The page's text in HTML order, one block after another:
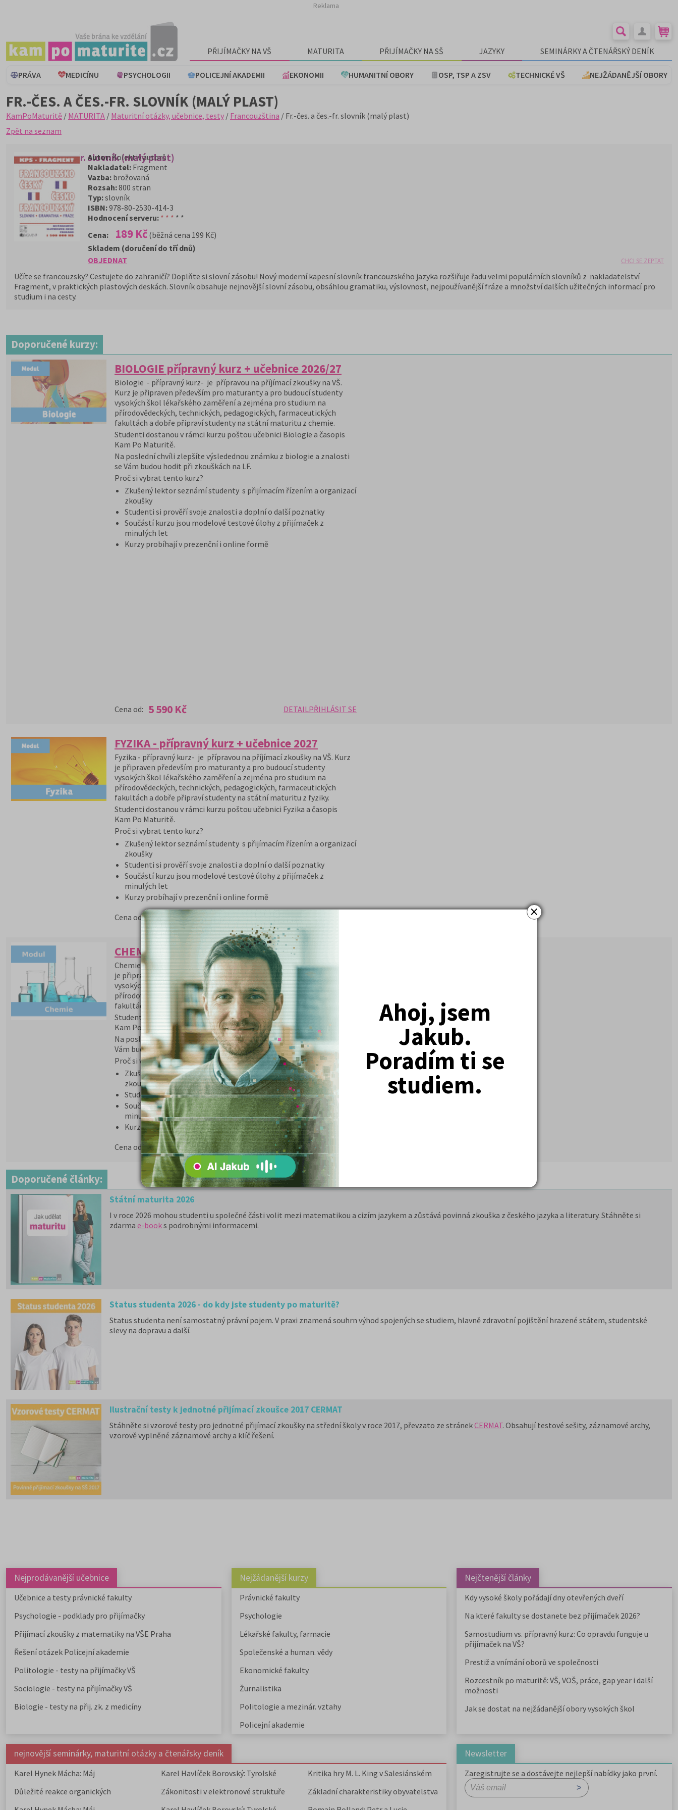
×
Ahoj, jsem
Jakub.
Poradím ti se
studiem.
Reklama
PŘIJÍMAČKY NA VŠ MATURITA PŘIJÍMAČKY NA SŠ JAZYKY SEMINÁRKY A ČTENÁŘSKÝ DENÍK
PRÁVA MEDICÍNU PSYCHOLOGII POLICEJNÍ AKADEMII EKONOMII HUMANITNÍ OBORY OSP, TSP A ZSV TECHNICKÉ VŠ NEJŽÁDANĚJŠÍ OBORY
FR.-ČES. A ČES.-FR. SLOVNÍK (MALÝ PLAST)
KamPoMaturitě / MATURITA / Maturitní otázky, učebnice, testy / Francouzština / Fr.-čes. a čes.-fr. slovník (malý plast)
Zpět na seznam
Fr.-čes. a čes.-fr. slovník (malý plast)
Autor:Kolektiv autorů
Nakladatel: Fragment
Vazba: brožovaná
Rozsah:800 stran
Typ:slovník
ISBN:978-80-2530-414-3
Hodnocení serveru: * * * * *
Učíte se francouzsky? Cestujete do zahraničí? Doplňte si slovní zásobu! Nový moderní kapesní slovník francouzského jazyka rozšiřuje řadu velmi populárních slovníků z nakladatelství
Fragment, v praktických plastových deskách. Slovník obsahuje nejnovější slovní zásobu, obsáhlou gramatiku, výslovnost, nejpoužívanější fráze a množství dalších užitečných informací pro
studium i na cesty.
Cena: 189 Kč (běžná cena 199 Kč)
OBJEDNAT CHCI SE ZEPTAT
Skladem (doručení do tří dnů)
Doporučené kurzy:
BIOLOGIE přípravný kurz + učebnice 2026/27
Biologie - přípravný kurz- je přípravou na příjímací zkoušky na VŠ.
Kurz je připraven především pro maturanty a pro budoucí studenty
vysokých škol lékařského zaměření a zejména pro studium na
přírodovědeckých, technických, pedagogických, farmaceutických
fakultách a dobře připraví studenty na státní maturitu z chemie.
Studenti dostanou v rámci kurzu poštou učebnici Biologie a časopis
Kam Po Maturitě.
Na poslední chvíli zlepšíte výsledednou známku z biologie a znalosti
se Vám budou hodit při zkouškách na LF.
Proč si vybrat tento kurz?
Zkušený lektor seznámí studenty s přijímacím řízením a organizací
zkoušky
Studenti si prověří svoje znalosti a doplní o další poznatky
Součástí kurzu jsou modelové testové úlohy z přijímaček z
minulých let
Kurzy probíhají v prezenční i online formě
Cena od: 5 590 Kč DETAILPŘIHLÁSIT SE
FYZIKA - přípravný kurz + učebnice 2027
Fyzika - přípravný kurz- je přípravou na příjímací zkoušky na VŠ. Kurz
je připraven především pro maturanty a pro budoucí studenty
vysokých škol lékařského zaměření a zejména pro studium na
přírodovědeckých, technických, pedagogických, farmaceutických
fakultách a dobře připraví studenty na státní maturitu z fyziky.
Studenti dostanou v rámci kurzu poštou učebnici Fyzika a časopis
Kam Po Maturitě.
Proč si vybrat tento kurz?
Zkušený lektor seznámí studenty s přijímacím řízením a organizací
zkoušky
Studenti si prověří svoje znalosti a doplní o další poznatky
Součástí kurzu jsou modelové testové úlohy z přijímaček z
minulých let
Kurzy probíhají v prezenční i online formě
Cena od: 5 590 Kč DETAIL
CHEMIE - přípravný kurz + učebnice 2026/27
Chemie - přípravný kurz je přípravou na příjímací zkoušky na VŠ. Kurz
je připraven především pro maturanty a pro budoucí studenty
vysokých škol lékařského zaměření a zejména pro studium na
přírodovědeckých, technických, pedagogických, farmaceutických
fakultách a dobře připraví studenty na státní maturitu z chemie.
Studenti dostanou v rámci kurzu poštou učebnici CHEMIE a časopis
Kam Po Maturitě.
Na poslední chvíli zlepšíte výslednou známku z chemie a znalosti se
Vám budou hodit při zkouškách na LF.
Proč si vybrat tento kurz?
Zkušený lektor seznámí studenty s přijímacím řízením a organizací
zkoušky
Studenti si prověří svoje znalosti a doplní o další poznatky
Součástí kurzu jsou modelové testové úlohy z přijímaček z
minulých let
Kurzy probíhají v prezenční i online formě
Cena od:
5 590 Kč DETAIL PŘIHLÁSIT SE
Doporučené články:
Státní maturita 2026
I v roce 2026 mohou studenti u společné části volit mezi matematikou a cizím jazykem a zůstává povinná zkouška z českého jazyka a literatury. Stáhněte si
zdarma e-books podrobnými informacemi.
Status studenta 2026 - do kdy jste studenty po maturitě?
Status studenta není samostatný právní pojem. V praxi znamená souhrn výhod spojených se studiem, hlavně zdravotní pojištění hrazené státem, studentské
slevy na dopravu a další.
Ilustrační testy k jednotné přijímací zkoušce 2017 CERMAT
Stáhněte si vzorové testy pro jednotné přijímací zkoušky na střední školy v roce 2017, převzato ze stránekCERMAT. Obsahují testové sešity, záznamové archy,
vzorově vyplněné záznamové archy a klíč řešení.
Nejprodávanější učebnice
Učebnice a testy právnické fakulty
Psychologie - podklady pro přijímačky
Přijímací zkoušky z matematiky na VŠE Praha
Řešení otázek Policejní akademie
Politologie - testy na přijímačky VŠ
Sociologie - testy na přijímačky VŠ
Biologie - testy na přij. zk. z medicíny
Nejžádanější kurzy
Právnické fakulty
Psychologie
Lékařské fakulty, farmacie
Společenské a human. vědy
Ekonomické fakulty
Žurnalistika
Politologie a mezinár. vztahy
Policejní akademie
Nejčtenější články
Kdy vysoké školy pořádají dny otevřených dveří
Na které fakulty se dostanete bez přijímaček 2026?
Samostudium vs. přípravný kurz: Co opravdu funguje u
přijímaček na VŠ?
Prestiž a vnímání oborů ve společnosti
Rozcestník po maturitě: VŠ, VOŠ, práce, gap year i další
možnosti
Jak se dostat na nejžádanější obory vysokých škol
nejnovější seminárky, maturitní otázky a čtenářsky deník
Karel Hynek Mácha: Máj
Karel Havlíček Borovský: Tyrolské
Kritika hry M. L. King v Salesiánském
Důležité reakce organických
sloučenin a jejich význam
Zákonitosti v elektronové struktuře
Základní charakteristiky obyvatelstva
a geografie sídel
Newsletter
Zaregistrujte se a dostávejte nejlepší nabídky jako první.